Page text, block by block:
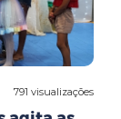
791 visualizações